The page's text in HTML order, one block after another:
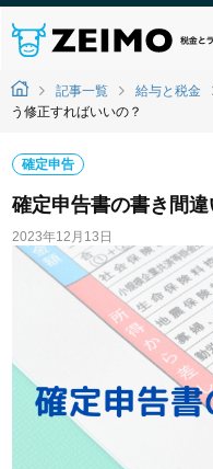
記事一覧 給与と税金
う修正すればいいの？
確定申告
確定申告書の書き間
2023年12月13日